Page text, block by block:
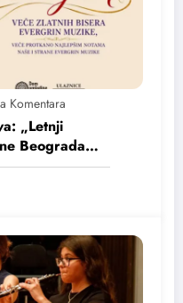
„Letnji
Beograda